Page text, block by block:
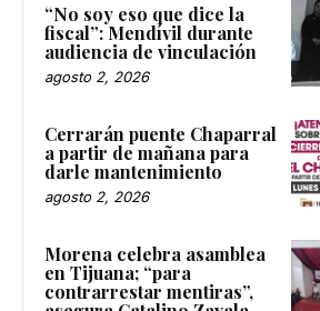
“No soy eso que dice la
fiscal”: Mendívil durante
audiencia de vinculación
agosto 2, 2026
Cerrarán puente Chaparral
a partir de mañana para
darle mantenimiento
agosto 2, 2026
Morena celebra asamblea
en Tijuana; “para
contrarrestar mentiras”,